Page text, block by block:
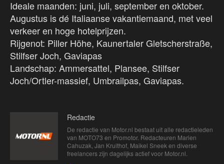
Ideale maanden: juni, juli, september en oktober.
Augustus is dé Italiaanse vakantiemaand, met veel
verkeer en hoge hotelprijzen.
Rijgenot: Piller Höhe, Kaunertaler Gletscherstraße,
Stilfser Joch, Gaviapas
Landschap: Ammersattel, Plansee, Stilfser
Joch/Ortler-massief, Umbrailpas, Gaviapas.
Redactie
De redactie van Motor.nl bestaat uit alle redactieleden
van MOTO73 en Promotor. Redacteuren Marien
Cahuzak, Jan Kruithof, Maikel Sneek en diverse
freelancers zijn dagelijks actief voor Motor.nl.